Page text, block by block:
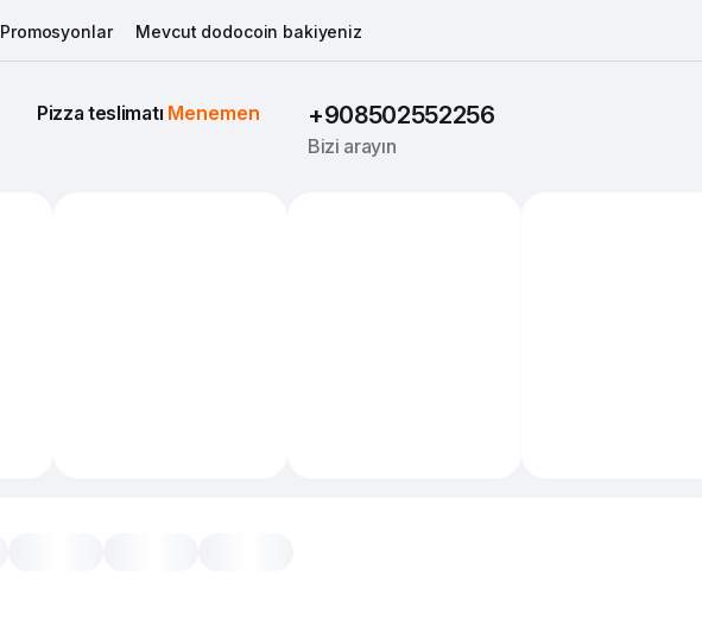
Promosyonlar Mevcut dodocoin bakiyeniz
Pizza teslimatı Menemen +908502552256
Bizi arayın